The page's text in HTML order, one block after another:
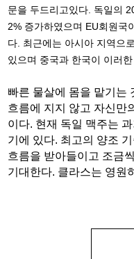
문을 두드리고있다. 독일의
2% 증가하였으며 EU회원국
다. 최근에는 아시아 지역으
있으며 중국과 한국이 이러
빠른 물살에 몸을 맡기는
흐름에 지지 않고 자신만
이다. 현재 독일 맥주는
기에 있다. 최고의 양조
흐름을 받아들이고 조금
기대한다. 클라스는 영원